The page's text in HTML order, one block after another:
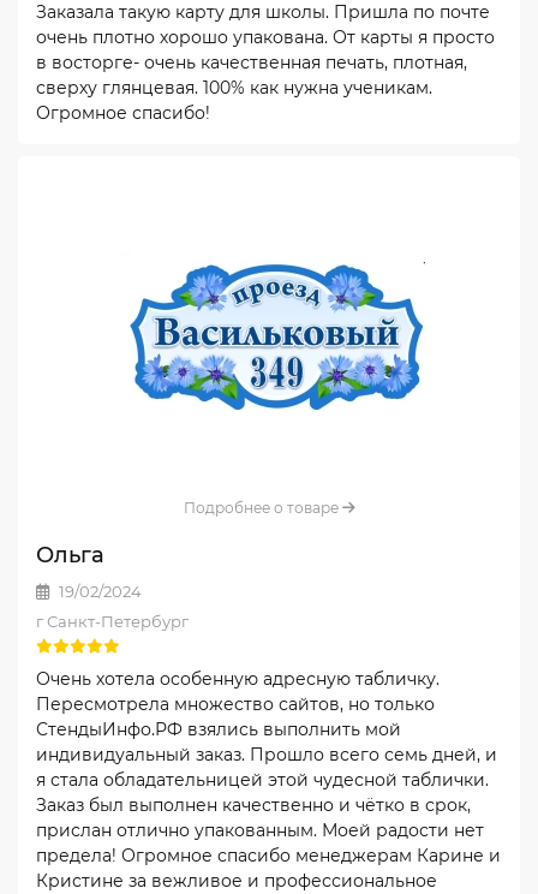
Заказала такую карту для школы. Пришла по почте
очень плотно хорошо упакована. От карты я просто
в восторге- очень качественная печать, плотная,
сверху глянцевая. 100% как нужна ученикам.
Огромное спасибо!
Подробнее о товаре
Ольга
19/02/2024
г Санкт-Петербург
Очень хотела особенную адресную табличку.
Пересмотрела множество сайтов, но только
СтендыИнфо.РФ взялись выполнить мой
индивидуальный заказ. Прошло всего семь дней, и
я стала обладательницей этой чудесной таблички.
Заказ был выполнен качественно и чётко в срок,
прислан отлично упакованным. Моей радости нет
предела! Огромное спасибо менеджерам Карине и
Кристине за вежливое и профессиональное